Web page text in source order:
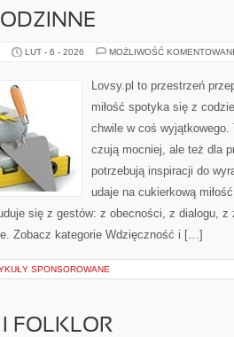
LUT - 6 - 2026 MOŻLIWOŚĆ
Lovsy.pl to przestrzeń
miłość spotyka się z
chwile w coś
czują mocniej, ale też dla
potrzebują inspiracji do
udaje na cukierkową
się z gestów: z obecności, z dialogu, z
Zobacz kategorie Wdzięczność i […]
SPONSOROWANE
I FOLKLOR